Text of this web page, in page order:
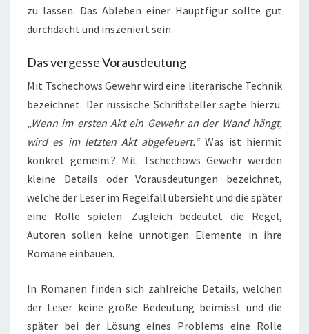
zu lassen. Das Ableben einer Hauptfigur sollte gut
durchdacht und inszeniert sein.
Das vergesse Vorausdeutung
Mit Tschechows Gewehr wird eine literarische Technik
bezeichnet. Der russische Schriftsteller sagte hierzu:
„Wenn im ersten Akt ein Gewehr an der Wand hängt,
wird es im letzten Akt abgefeuert.“Was ist hiermit
konkret gemeint? Mit Tschechows Gewehr werden
kleine Details oder Vorausdeutungen bezeichnet,
welche der Leser im Regelfall übersieht und die später
eine Rolle spielen. Zugleich bedeutet die Regel,
Autoren sollen keine unnötigen Elemente in ihre
Romane einbauen.
In Romanen finden sich zahlreiche Details, welchen
der Leser keine große Bedeutung beimisst und die
später bei der Lösung eines Problems eine Rolle